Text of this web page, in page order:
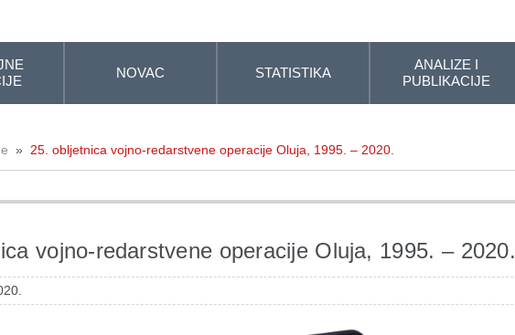
NOVAC STATISTIKA
ANALIZE I
PUBLIKACIJE
» 25. obljetnica vojno-redarstvene operacije Oluja, 1995. – 2020.
vojno-redarstvene operacije Oluja, 1995. – 2020.